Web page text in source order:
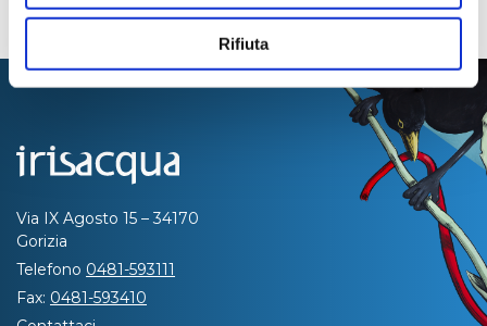
Rifiuta
Via IX Agosto 15 – 34170
Gorizia
Telefono 0481-593111
Fax: 0481-593410